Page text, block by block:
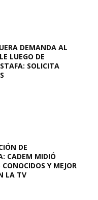
DEMANDA AL
LUEGO DE
SOLICITA
DE
CADEM MIDIÓ
Y MEJOR
LA TV